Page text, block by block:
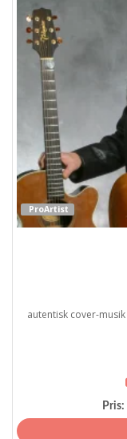
ProArtist
autentisk cover-
Pris: